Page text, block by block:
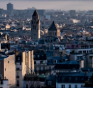
Drama
Fantasy
Horror